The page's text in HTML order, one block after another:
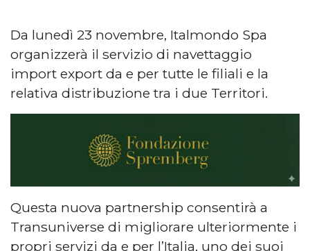
Da lunedì 23 novembre, Italmondo Spa
organizzerà il servizio di navettaggio
import export da e per tutte le filiali e la
relativa distribuzione tra i due Territori.
Questa nuova partnership consentirà a
Transuniverse di migliorare ulteriormente i
propri servizi da e per l’Italia, uno dei suoi